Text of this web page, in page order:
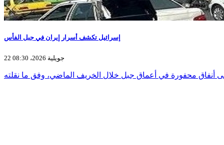
إسرائيل تكشف أسرار إيران في جبل الفأس
22 جويلية 2026، 08:30